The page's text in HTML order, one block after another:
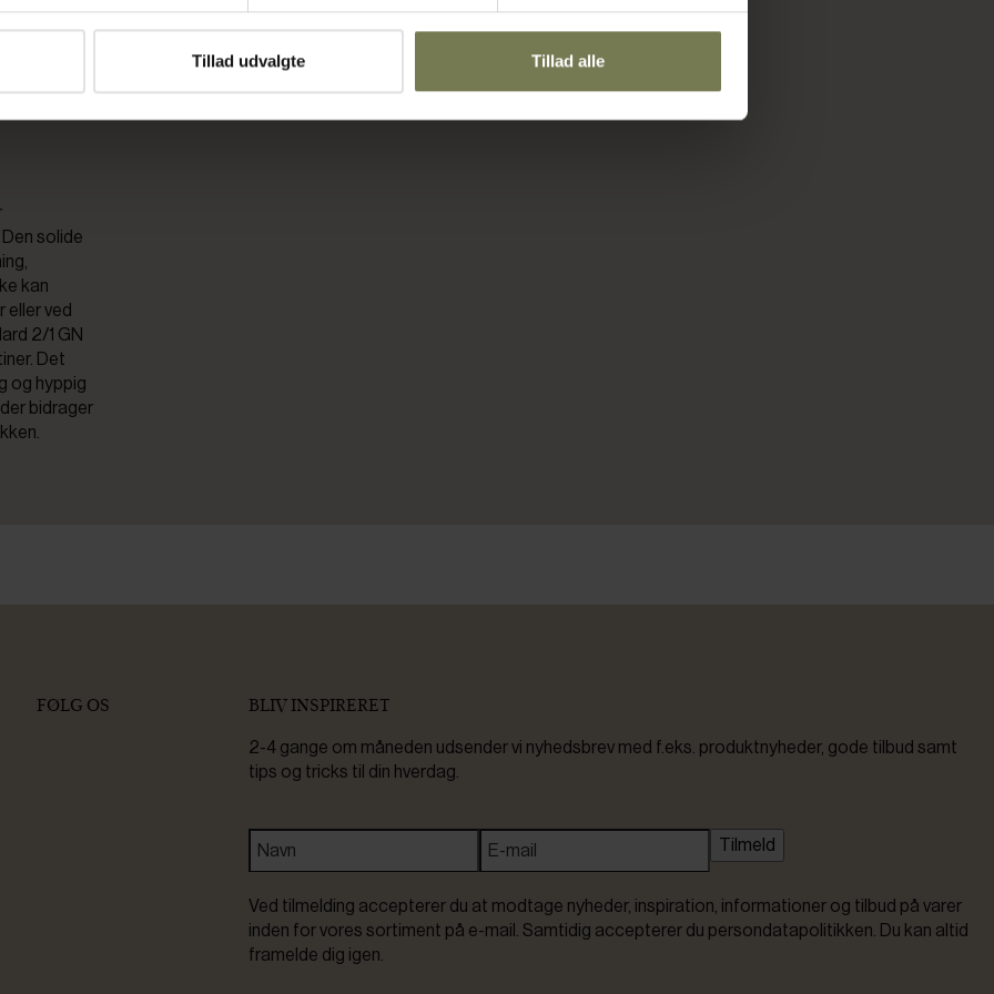
Tillad udvalgte Tillad alle
i
solide
kan
eller ved
2/1 GN
Det
og hyppig
bidrager
FØLG OS BLIV INSPIRERET
2-4 gange om måneden udsender vi nyhedsbrev med f.eks. produktnyheder, gode tilbud samt
tips og tricks til din hverdag.
Tilmeld
Ved tilmelding accepterer du at modtage nyheder, inspiration, informationer og tilbud på varer
inden for vores sortiment på e-mail. Samtidig accepterer du persondatapolitikken. Du kan altid
framelde dig igen.